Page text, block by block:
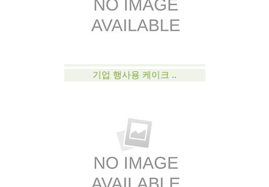
기업 행사용 케이크 ..